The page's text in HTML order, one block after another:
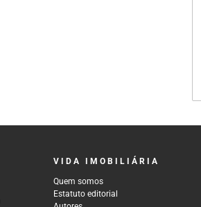
VIDA IMOBILIÁRIA
Quem somos
Estatuto editorial